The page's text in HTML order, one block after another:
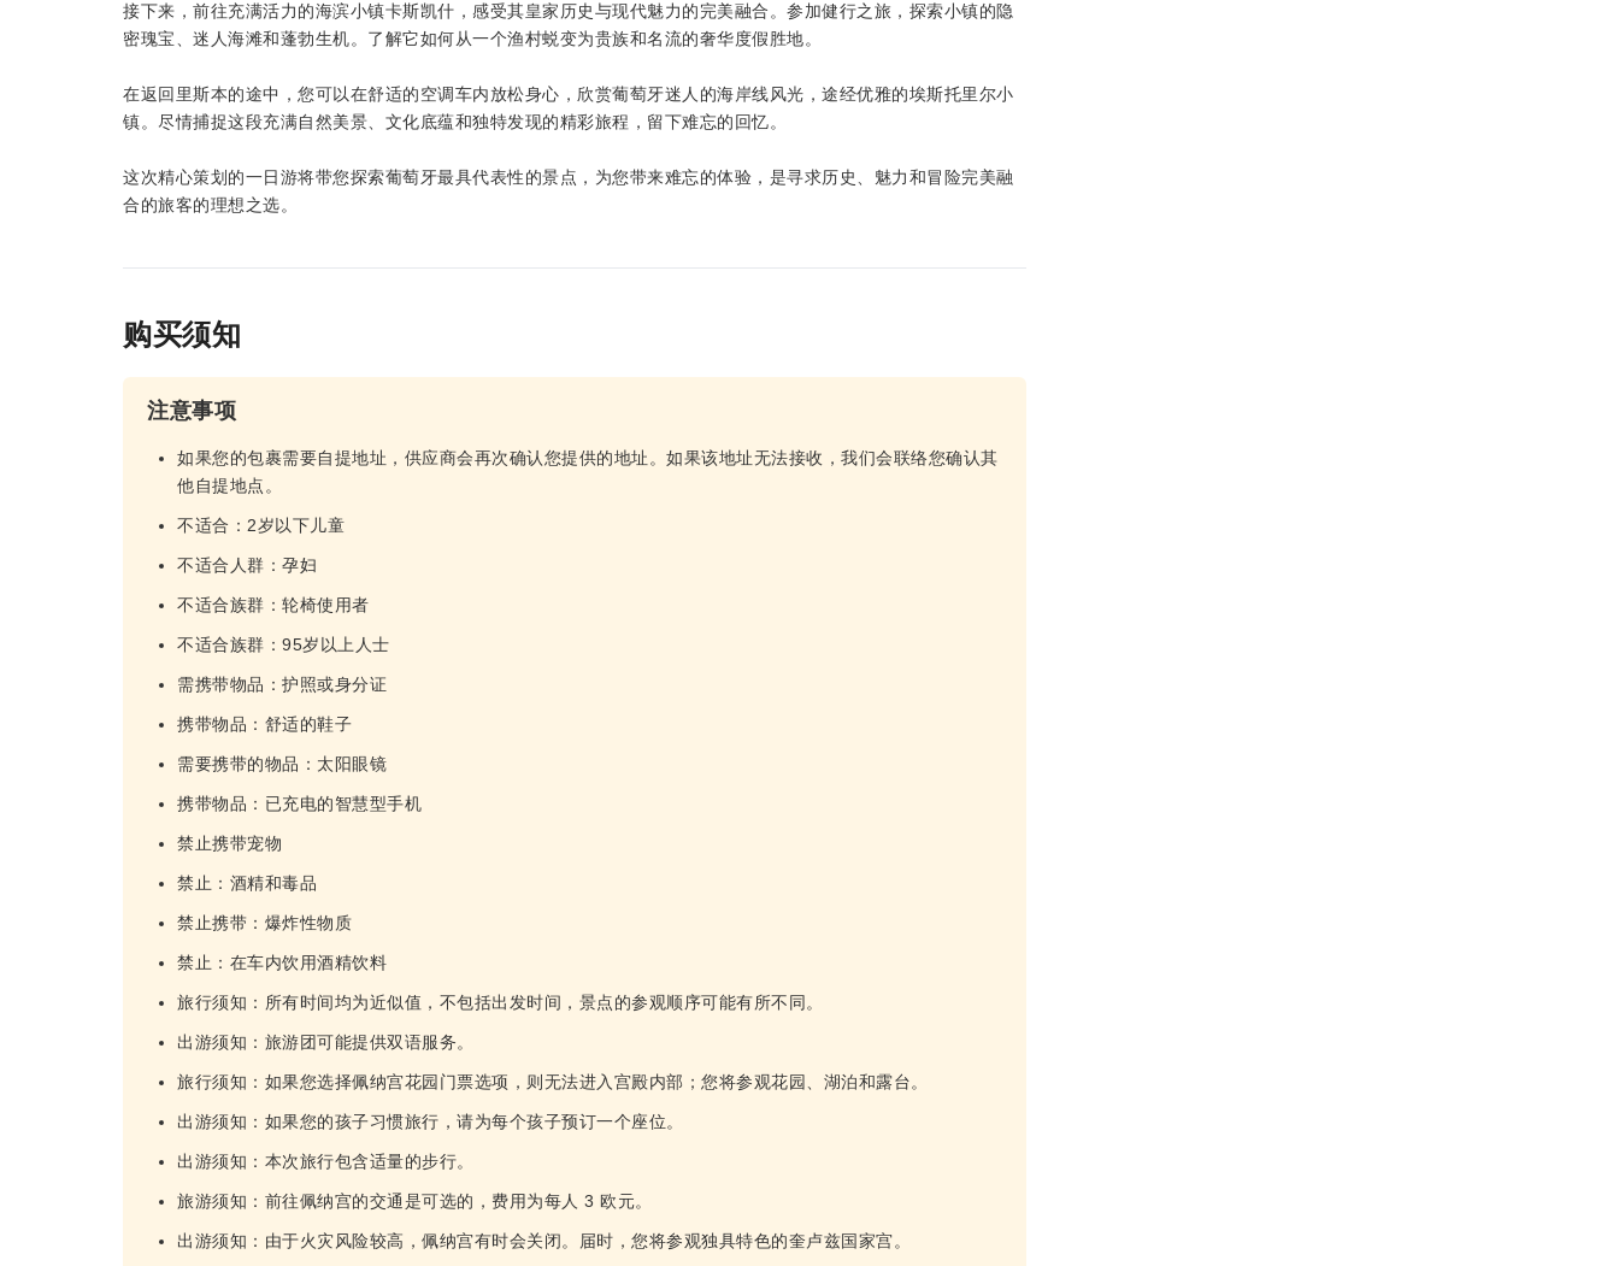
接下来，前往充满活力的海滨小镇卡斯凯什，感受其皇家历史与现代魅力的完美融合。参加健行之旅，探索小镇的隐
密瑰宝、迷人海滩和蓬勃生机。了解它如何从一个渔村蜕变为贵族和名流的奢华度假胜地。
在返回里斯本的途中，您可以在舒适的空调车内放松身心，欣赏葡萄牙迷人的海岸线风光，途经优雅的埃斯托里尔小
镇。尽情捕捉这段充满自然美景、文化底蕴和独特发现的精彩旅程，留下难忘的回忆。
这次精心策划的一日游将带您探索葡萄牙最具代表性的景点，为您带来难忘的体验，是寻求历史、魅力和冒险完美融
合的旅客的理想之选。
购买须知
注意事项
如果您的包裹需要自提地址，供应商会再次确认您提供的地址。如果该地址无法接收，我们会联络您确认其
他自提地点。
不适合：2岁以下儿童
不适合人群：孕妇
不适合族群：轮椅使用者
不适合族群：95岁以上人士
需携带物品：护照或身分证
携带物品：舒适的鞋子
需要携带的物品：太阳眼镜
携带物品：已充电的智慧型手机
禁止携带宠物
禁止：酒精和毒品
禁止携带：爆炸性物质
禁止：在车内饮用酒精饮料
旅行须知：所有时间均为近似值，不包括出发时间，景点的参观顺序可能有所不同。
出游须知：旅游团可能提供双语服务。
旅行须知：如果您选择佩纳宫花园门票选项，则无法进入宫殿内部；您将参观花园、湖泊和露台。
出游须知：如果您的孩子习惯旅行，请为每个孩子预订一个座位。
出游须知：本次旅行包含适量的步行。
旅游须知：前往佩纳宫的交通是可选的，费用为每人 3 欧元。
出游须知：由于火灾风险较高，佩纳宫有时会关闭。届时，您将参观独具特色的奎卢兹国家宫。